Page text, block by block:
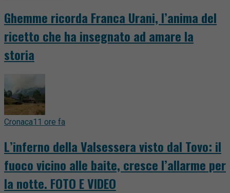
Ghemme ricorda Franca Urani, l’anima del
ricetto che ha insegnato ad amare la
storia
Cronaca11 ore fa
L’inferno della Valsessera visto dal Tovo: il
fuoco vicino alle baite, cresce l’allarme per
la notte. FOTO E VIDEO